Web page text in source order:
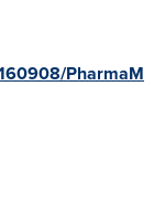
PharmaM